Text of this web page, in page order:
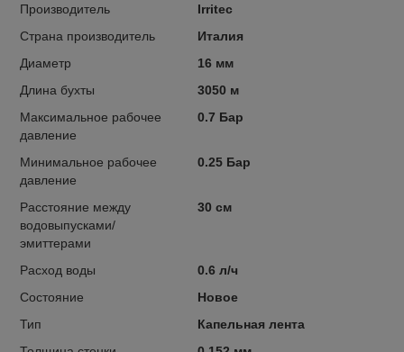
Производитель
Irritec
Страна производитель
Италия
Диаметр
16 мм
Длина бухты
3050 м
Максимальное рабочее
давление
0.7 Бар
Минимальное рабочее
давление
0.25 Бар
Расстояние между
водовыпусками/
эмиттерами
30 см
Расход воды
0.6 л/ч
Состояние
Новое
Тип
Капельная лента